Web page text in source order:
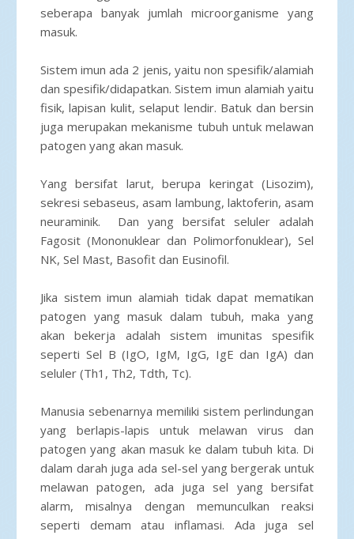
seberapa banyak jumlah microorganisme yang
masuk.
Sistem imun ada 2 jenis, yaitu non spesifik/alamiah
dan spesifik/didapatkan. Sistem imun alamiah yaitu
fisik, lapisan kulit, selaput lendir. Batuk dan bersin
juga merupakan mekanisme tubuh untuk melawan
patogen yang akan masuk.
Yang bersifat larut, berupa keringat (Lisozim),
sekresi sebaseus, asam lambung, laktoferin, asam
neuraminik. Dan yang bersifat seluler adalah
Fagosit (Mononuklear dan Polimorfonuklear), Sel
NK, Sel Mast, Basofit dan Eusinofil.
Jika sistem imun alamiah tidak dapat mematikan
patogen yang masuk dalam tubuh, maka yang
akan bekerja adalah sistem imunitas spesifik
seperti Sel B (IgO, IgM, IgG, IgE dan IgA) dan
seluler (Th1, Th2, Tdth, Tc).
Manusia sebenarnya memiliki sistem perlindungan
yang berlapis-lapis untuk melawan virus dan
patogen yang akan masuk ke dalam tubuh kita. Di
dalam darah juga ada sel-sel yang bergerak untuk
melawan patogen, ada juga sel yang bersifat
alarm, misalnya dengan memunculkan reaksi
seperti demam atau inflamasi. Ada juga sel